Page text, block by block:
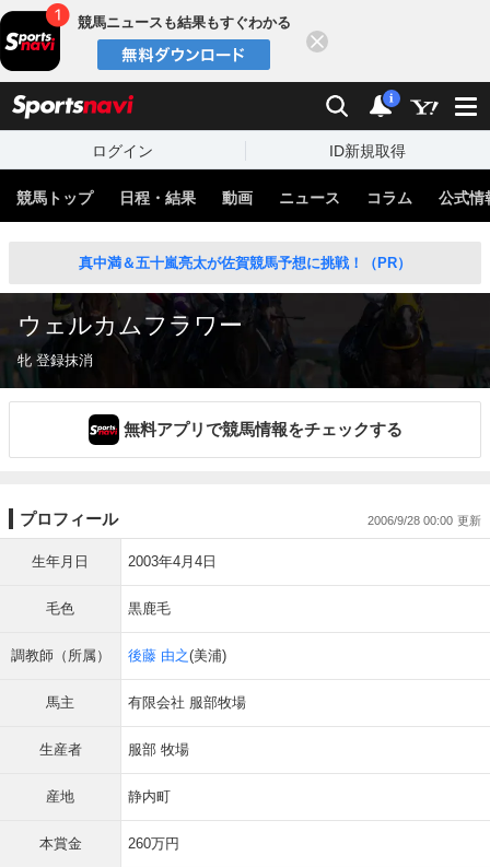
競馬ニュースも結果もすぐわかる
検索 通知
i
ログイン ID新規取得
競馬トップ 日程・結果 動画 ニュース コラム 公式情
真中満＆五十嵐亮太が佐賀競馬予想に挑戦！（PR）
ウェルカムフラワー
牝 登録抹消
無料アプリで競馬情報をチェックする
プロフィール 2006/9/28 00:00
生年月日 2003年4月4日
毛色 黒鹿毛
調教師（所属） 後藤 由之(美浦)
馬主 有限会社 服部牧場
生産者 服部 牧場
産地 静内町
本賞金 260万円